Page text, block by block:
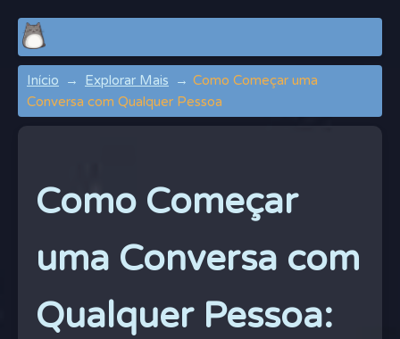
Início Explorar Mais
Como Começar uma
Conversa com Qualquer Pessoa
Como Começar
uma Conversa com
Qualquer Pessoa: